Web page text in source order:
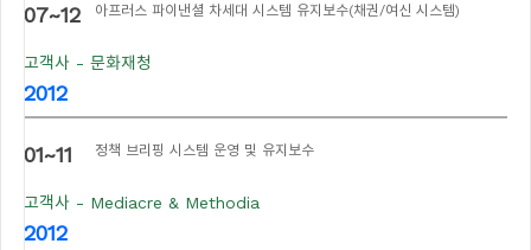
07~12 아프러스 파이낸셜 차세대 시스템 유지보수(채권/여신 시스템)
고객사 - 문화재청
2012
01~11 정책 브리핑 시스템 운영 및 유지보수
고객사 - Mediacre & Methodia
2012